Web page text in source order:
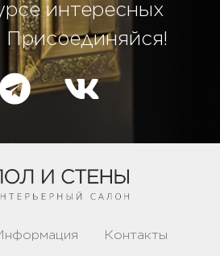
интересных
Присоединяйся!
Контакты